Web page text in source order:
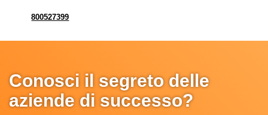
800527399
Conosci il segreto delle
aziende di successo?